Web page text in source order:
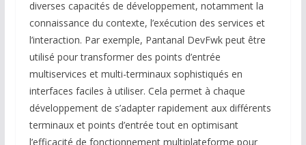
diverses capacités de développement, notamment la
connaissance du contexte, l’exécution des services et
l’interaction. Par exemple, Pantanal DevFwk peut être
utilisé pour transformer des points d’entrée
multiservices et multi-terminaux sophistiqués en
interfaces faciles à utiliser. Cela permet à chaque
développement de s’adapter rapidement aux différents
terminaux et points d’entrée tout en optimisant
l’efficacité de fonctionnement multiplateforme pour